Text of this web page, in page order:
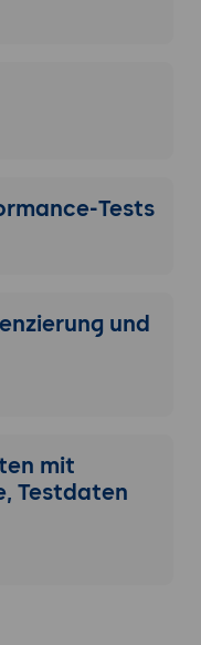
Tests
und
mit
Testdaten